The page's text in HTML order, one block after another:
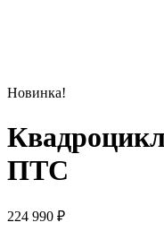
Новинка!
ПТС
224 990 ₽